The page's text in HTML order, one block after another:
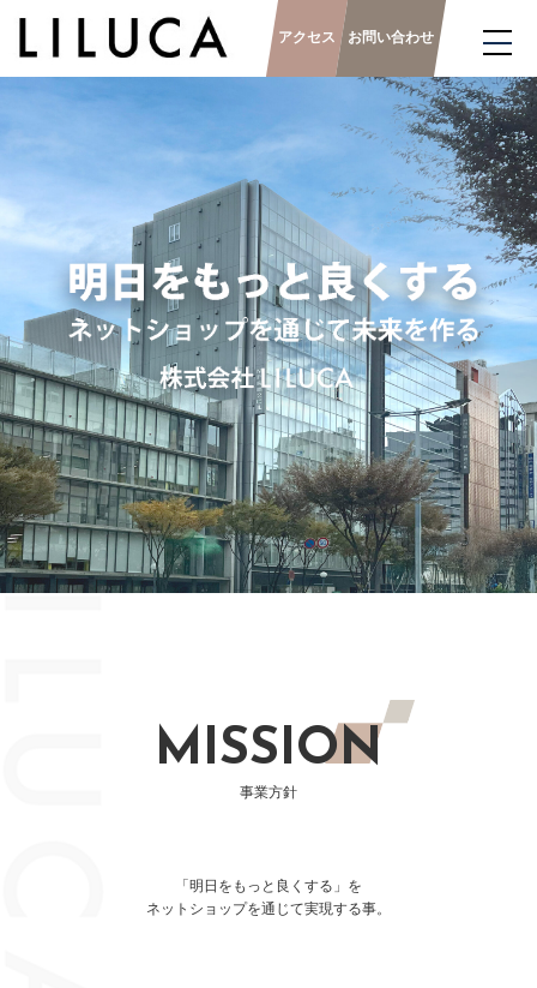
アクセス お問い合わせ
MISSION
事業方針
「明⽇をもっと良くする」を
ネットショップを通じて実現する事。